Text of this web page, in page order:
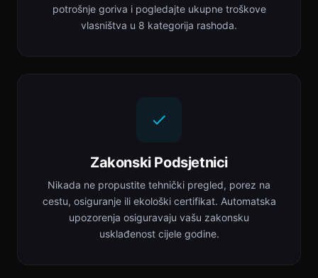
potrošnje goriva i pogledajte ukupne troškove
vlasništva u 8 kategorija rashoda.
Zakonski Podsjetnici
Nikada ne propustite tehnički pregled, porez na
cestu, osiguranje ili ekološki certifikat. Automatska
upozorenja osiguravaju vašu zakonsku
usklađenost cijele godine.